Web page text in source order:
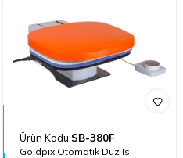
Ürün Kodu SB-380F
Goldpix Otomatik Düz Isı